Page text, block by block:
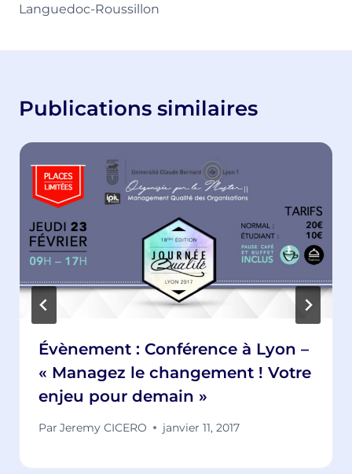
Languedoc-Roussillon
Publications similaires
Évènement : Conférence à Lyon –
« Managez le changement ! Votre
enjeu pour demain »
Par Jeremy CICERO janvier 11, 2017